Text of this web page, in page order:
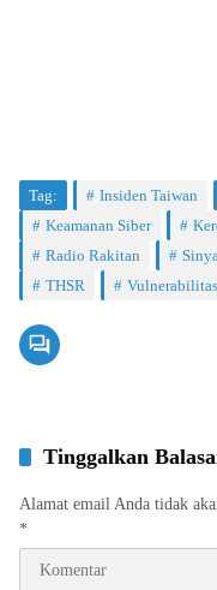
Tag: Insiden Taiwan
Keamanan Siber
Radio Rakitan
THSR
Tinggalkan
Alamat email Anda tidak
*